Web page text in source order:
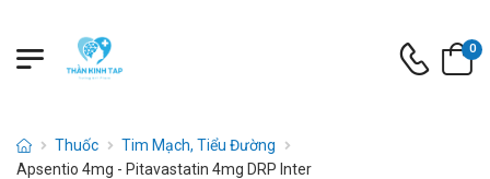
0
Thuốc
Tim Mạch, Tiểu Đường
Apsentio 4mg - Pitavastatin 4mg DRP Inter